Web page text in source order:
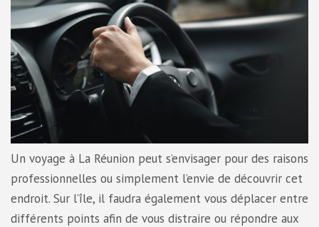
Un voyage à La Réunion peut s’envisager pour des raisons
professionnelles ou simplement l’envie de découvrir cet
endroit. Sur l’île, il faudra également vous déplacer entre
différents points afin de vous distraire ou répondre aux